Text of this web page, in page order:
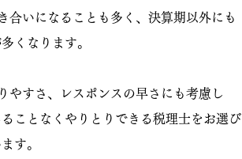
合いになることも多く、決算期以外にも
くなります。
やすさ、レスポンスの早さにも考慮し
ことなくやりとりできる税理士をお選び
す。